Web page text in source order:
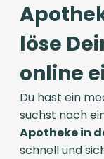
löse
online
Du hast ein
suchst nach
Apotheke in
schnell und